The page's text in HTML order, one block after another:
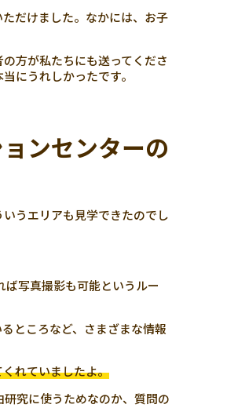
だけました。なかには、お子
方が私たちにも送ってくださ
にうれしかったです。
ンセンターの
うエリアも見学できたのでし
写真撮影も可能というルー
ところなど、さまざまな情報
れていましたよ。
究に使うためなのか、質問の